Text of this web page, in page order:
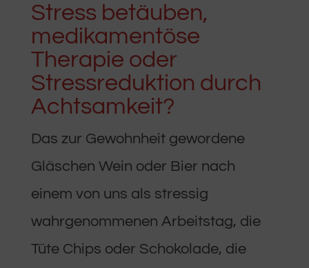
Stress betäuben,
medikamentöse
Therapie oder
Stressreduktion durch
Achtsamkeit?
Das zur Gewohnheit gewordene
Gläschen Wein oder Bier nach
einem von uns als stressig
wahrgenommenen Arbeitstag, die
Tüte Chips oder Schokolade, die